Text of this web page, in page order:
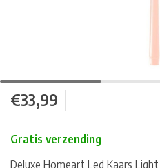
€33,99
Gratis verzending
Deluxe Homeart Led Kaars